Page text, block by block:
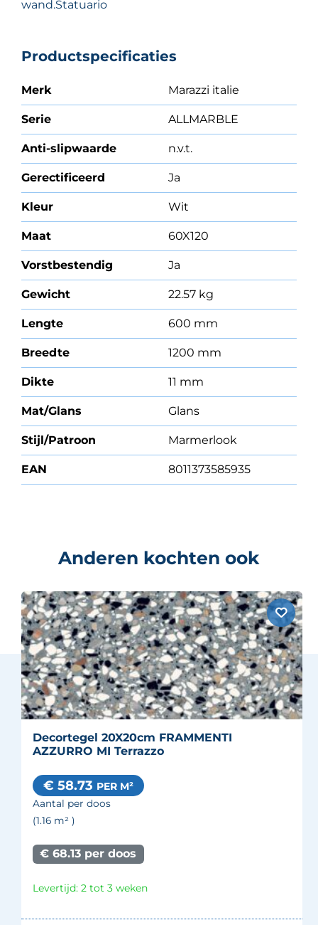
wand.Statuario
Productspecificaties
Merk Marazzi italie
Serie ALLMARBLE
Anti-slipwaarde n.v.t.
Gerectificeerd Ja
Kleur Wit
Maat 60X120
Vorstbestendig Ja
Gewicht 22.57 kg
Lengte 600 mm
Breedte 1200 mm
Dikte 11 mm
Mat/Glans Glans
Stijl/Patroon Marmerlook
EAN 8011373585935
Anderen kochten ook
Decortegel 20X20cm FRAMMENTI
AZZURRO MI Terrazzo
€ 58.73 PER M²
Aantal per doos
(1.16 m² )
€ 68.13 per doos
Levertijd: 2 tot 3 weken